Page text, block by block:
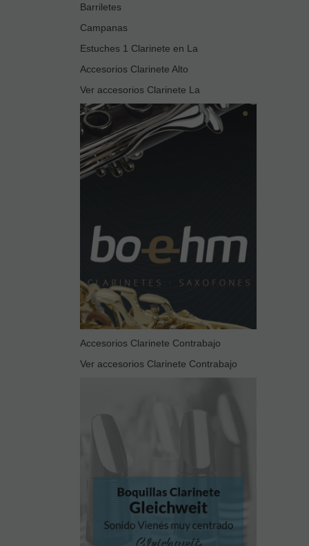
Barriletes
Campanas
Estuches 1 Clarinete en La
Accesorios Clarinete Alto
Ver accesorios Clarinete La
Accesorios Clarinete Contrabajo
Ver accesorios Clarinete Contrabajo